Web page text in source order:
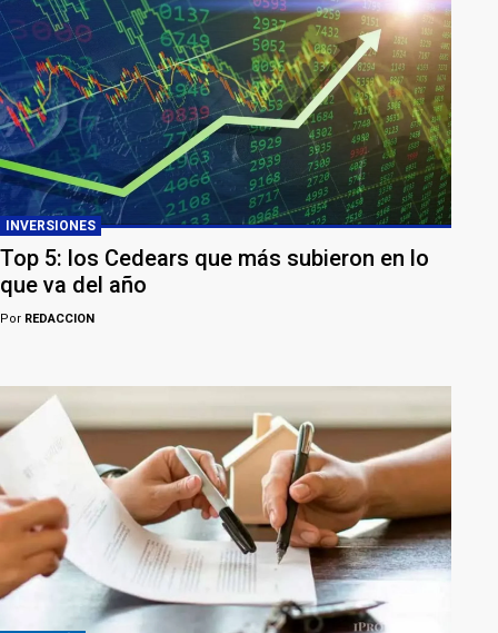
INVERSIONES
Top 5: los Cedears que más subieron en lo
que va del año
Por REDACCION